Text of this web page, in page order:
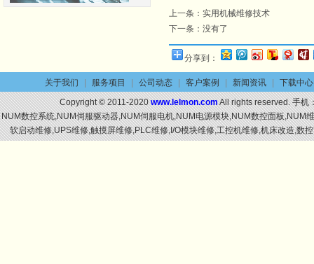
上一条： 实用机械维修技术
下一条：没有了
分享到：
关于我们 服务项目 公司动态 客户案例 新闻资讯
下载中心
Copyright © 2011-2020www.lelmon.comAll rights reserved. 手机
NUM数控系统,NUM伺服驱动器,NUM伺服电机,NUM电源模块,NUM数控面板,NUM
软启动维修,UPS维修,触摸屏维修,PLC维修,I/O模块维修,工控机维修,机床改造,数